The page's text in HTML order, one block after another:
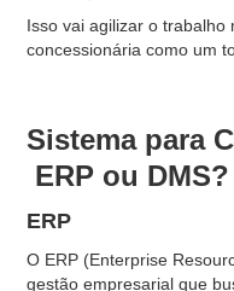
Isso vai agilizar o trabalho
concessionária como um
Sistema para
ERP ou DMS?
ERP
O ERP (Enterprise
gestão empresarial que